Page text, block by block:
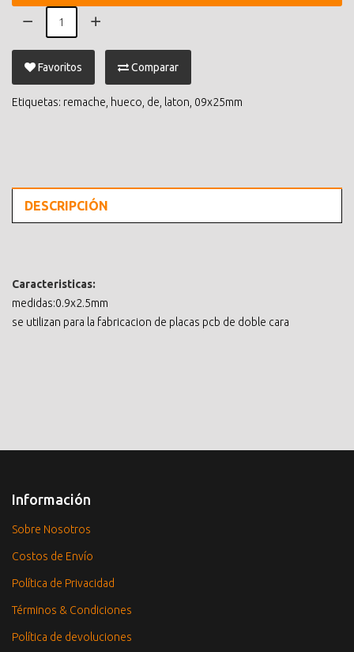
Favoritos Comparar
Etiquetas: remache hueco de laton 09x25mm
DESCRIPCIÓN
Caracteristicas:
medidas:0.9x2.5mm
se utilizan para la fabricacion de placas pcb de doble cara
Información
Sobre Nosotros
Costos de Envío
Política de Privacidad
Términos & Condiciones
Política de devoluciones